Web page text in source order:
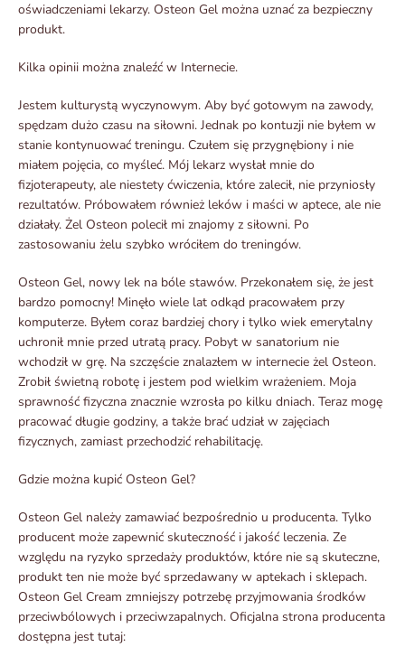
oświadczeniami lekarzy. Osteon Gel można uznać za bezpieczny
produkt.
Kilka opinii można znaleźć w Internecie.
Jestem kulturystą wyczynowym. Aby być gotowym na zawody,
spędzam dużo czasu na siłowni. Jednak po kontuzji nie byłem w
stanie kontynuować treningu. Czułem się przygnębiony i nie
miałem pojęcia, co myśleć. Mój lekarz wysłał mnie do
fizjoterapeuty, ale niestety ćwiczenia, które zalecił, nie przyniosły
rezultatów. Próbowałem również leków i maści w aptece, ale nie
działały. Żel Osteon polecił mi znajomy z siłowni. Po
zastosowaniu żelu szybko wróciłem do treningów.
Osteon Gel, nowy lek na bóle stawów. Przekonałem się, że jest
bardzo pomocny! Minęło wiele lat odkąd pracowałem przy
komputerze. Byłem coraz bardziej chory i tylko wiek emerytalny
uchronił mnie przed utratą pracy. Pobyt w sanatorium nie
wchodził w grę. Na szczęście znalazłem w internecie żel Osteon.
Zrobił świetną robotę i jestem pod wielkim wrażeniem. Moja
sprawność fizyczna znacznie wzrosła po kilku dniach. Teraz mogę
pracować długie godziny, a także brać udział w zajęciach
fizycznych, zamiast przechodzić rehabilitację.
Gdzie można kupić Osteon Gel?
Osteon Gel należy zamawiać bezpośrednio u producenta. Tylko
producent może zapewnić skuteczność i jakość leczenia. Ze
względu na ryzyko sprzedaży produktów, które nie są skuteczne,
produkt ten nie może być sprzedawany w aptekach i sklepach.
Osteon Gel Cream zmniejszy potrzebę przyjmowania środków
przeciwbólowych i przeciwzapalnych. Oficjalna strona producenta
dostępna jest tutaj: